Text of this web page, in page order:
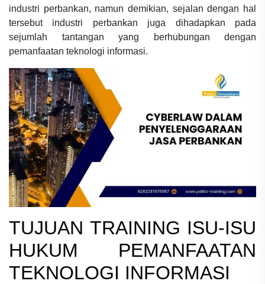
industri perbankan, namun demikian, sejalan dengan hal
tersebut industri perbankan juga dihadapkan pada
sejumlah tantangan yang berhubungan dengan
pemanfaatan teknologi informasi.
TUJUAN TRAINING ISU-ISU
HUKUM PEMANFAATAN
TEKNOLOGI INFORMASI